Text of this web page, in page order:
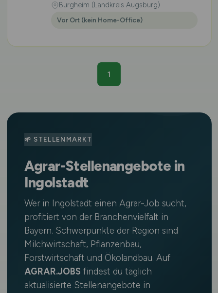
Burgheim (Landkreis Augsburg)
Vor Ort (kein Home-Office)
1
🌱 STELLENMARKT
Agrar-Stellenangebote in
Ingolstadt
Wer in Ingolstadt einen Agrar-Job sucht,
profitiert von der Branchenvielfalt in
Bayern. Schwerpunkte der Region sind
Milchwirtschaft, Pflanzenbau,
Forstwirtschaft und Ökolandbau. Auf
AGRAR.JOBS findest du täglich
aktualisierte Stellenangebote in